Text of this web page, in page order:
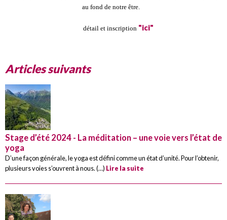
au fond de notre être.
détail et inscription "ici"
Articles suivants
Stage d’été 2024 - La méditation – une voie vers l’état de
yoga
D’une façon générale, le yoga est défini comme un état d’unité. Pour l’obtenir,
plusieurs voies s’ouvrent à nous. (…) Lire la suite